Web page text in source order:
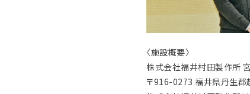
〈施設概要〉
株式会社福井村田製作所
〒916-0273 福井県丹生